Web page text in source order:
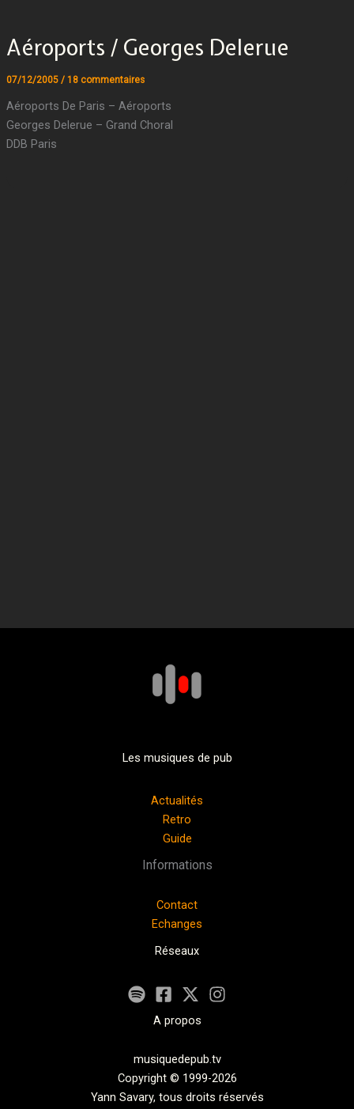
Aéroports / Georges Delerue
07/12/2005 / 18 commentaires
Aéroports De Paris – Aéroports
Georges Delerue – Grand Choral
DDB Paris
Les musiques de pub
Actualités
Retro
Guide
Informations
Contact
Echanges
Réseaux
A propos
musiquedepub.tv
Copyright © 1999-2026
Yann Savary, tous droits réservés